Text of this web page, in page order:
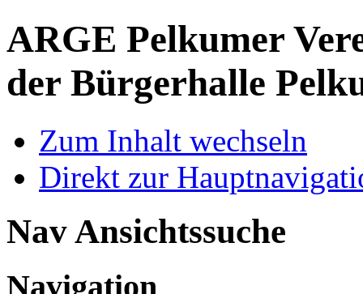
ARGE Pelkumer
der Bürgerhalle
Zum Inhalt wechseln
Direkt zur
Nav Ansichtssuche
Navigation